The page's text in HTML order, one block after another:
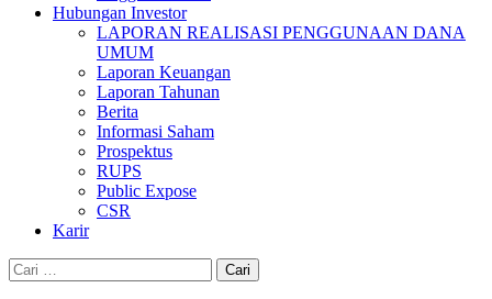
Hubungan Investor
LAPORAN REALISASI PENGGUNAAN DANA
UMUM
Laporan Keuangan
Laporan Tahunan
Berita
Informasi Saham
Prospektus
RUPS
Public Expose
CSR
Karir